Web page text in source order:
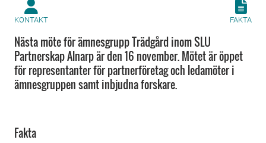
KONTAKT FAKTA
Nästa möte för ämnesgrupp Trädgård inom SLU
Partnerskap Alnarp är den 16 november. Mötet är öppet
för representanter för partnerföretag och ledamöter i
ämnesgruppen samt inbjudna forskare.
Fakta